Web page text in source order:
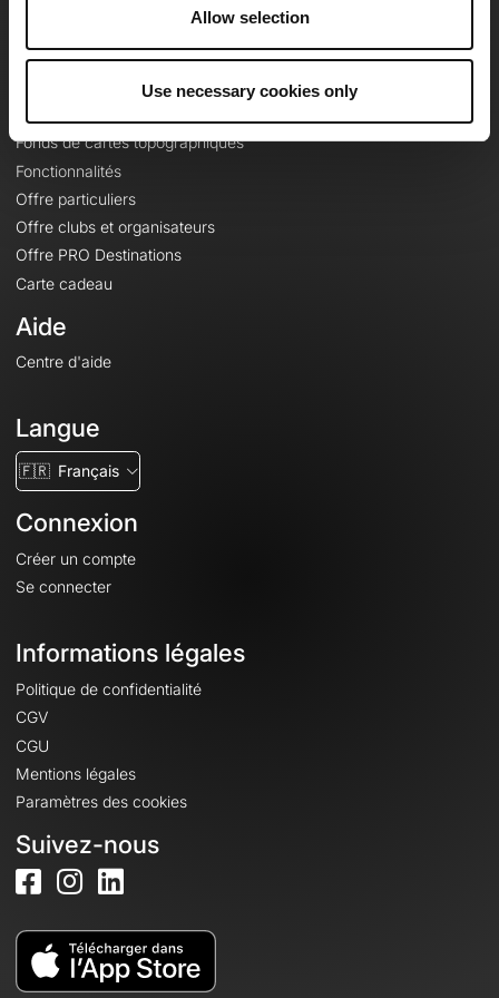
Allow selection
Use necessary cookies only
Le Mag'
Fonds de cartes topographiques
Fonctionnalités
Offre particuliers
Offre clubs et organisateurs
Offre PRO Destinations
Carte cadeau
Aide
Centre d'aide
Langue
🇫🇷 Français
Connexion
Créer un compte
Se connecter
Informations légales
Politique de confidentialité
CGV
CGU
Mentions légales
Paramètres des cookies
Suivez-nous